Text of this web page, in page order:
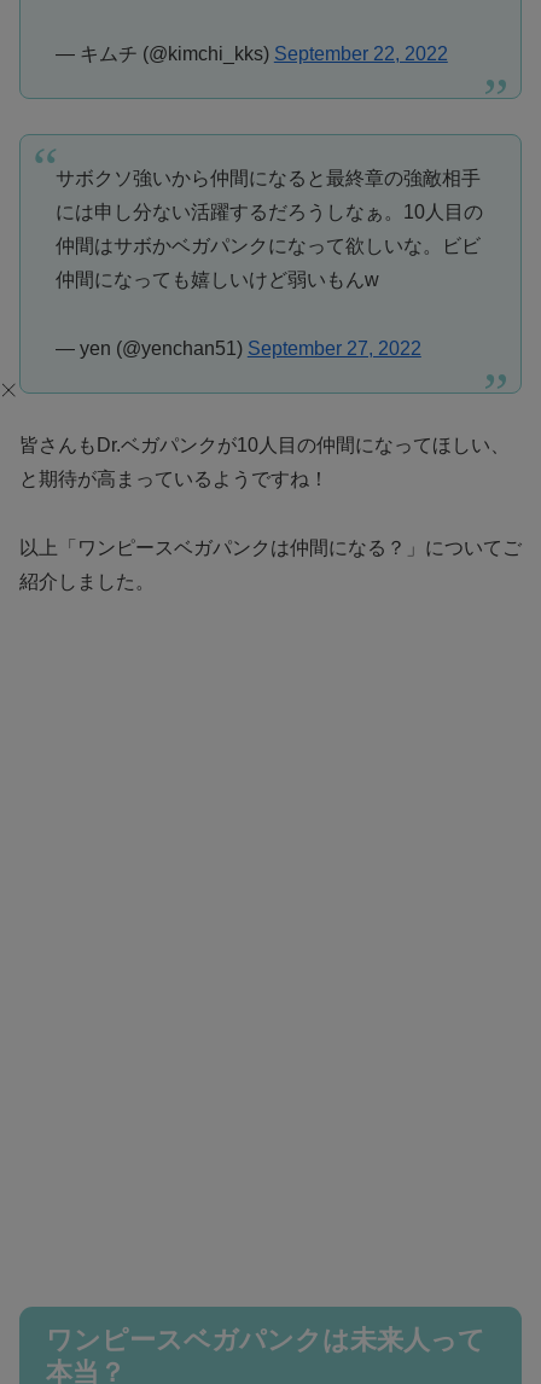
— キムチ (@kimchi_kks) September 22, 2022
サボクソ強いから仲間になると最終章の強敵相手
には申し分ない活躍するだろうしなぁ。10人目の
仲間はサボかベガパンクになって欲しいな。ビビ
仲間になっても嬉しいけど弱いもんw
— yen (@yenchan51) September 27, 2022
皆さんもDr.ベガパンクが10人目の仲間になってほしい、
と期待が高まっているようですね！
以上「ワンピースベガパンクは仲間になる？」についてご
紹介しました。
ワンピースベガパンクは未来人って
本当？